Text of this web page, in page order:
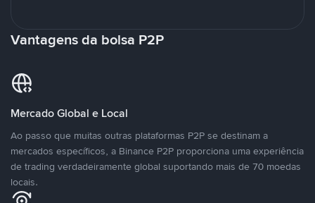
Vantagens da bolsa P2P
Mercado Global e Local
Ao passo que muitas outras plataformas P2P se destinam a
mercados específicos, a Binance P2P proporciona uma experiência
de trading verdadeiramente global suportando mais de 70 moedas
locais.